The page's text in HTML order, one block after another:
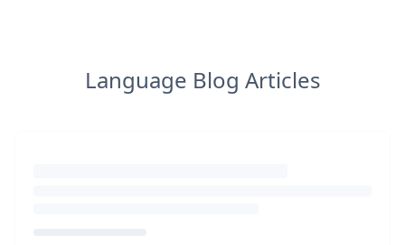
Language Blog Articles